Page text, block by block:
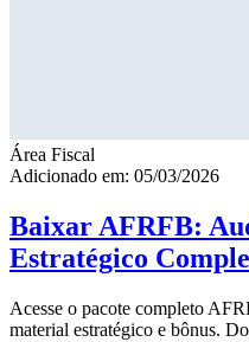
Área Fiscal
Adicionado em: 05/03/2026
Baixar AFRFB:
Estratégico
Acesse o pacote completo
material estratégico e bônus.